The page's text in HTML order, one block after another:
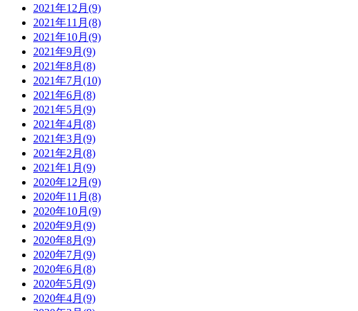
2021年12月(9)
2021年11月(8)
2021年10月(9)
2021年9月(9)
2021年8月(8)
2021年7月(10)
2021年6月(8)
2021年5月(9)
2021年4月(8)
2021年3月(9)
2021年2月(8)
2021年1月(9)
2020年12月(9)
2020年11月(8)
2020年10月(9)
2020年9月(9)
2020年8月(9)
2020年7月(9)
2020年6月(8)
2020年5月(9)
2020年4月(9)